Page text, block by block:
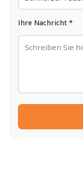
Ihre Nachricht *